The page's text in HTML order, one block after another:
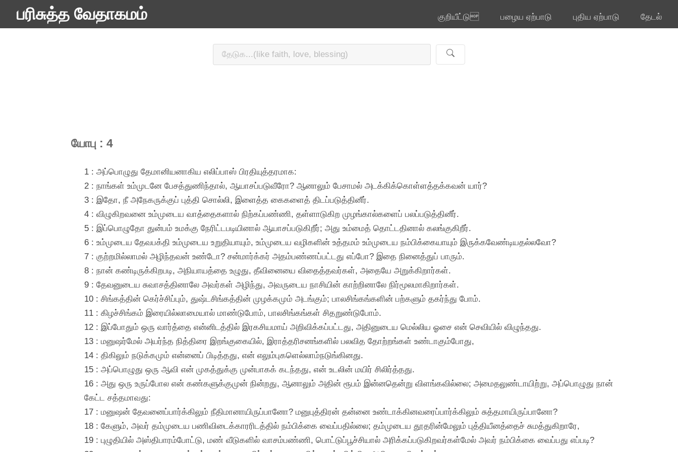
பரிசுத்த வேதாகமம் குறியீட்டு பழைய ஏற்பாடு புதிய ஏற்பாடு தேடல்
யோபு : 4
1 : அப்பொழுது தேமானியனாகிய எலிப்பாஸ் பிரதியுத்தரமாக:
2 : நாங்கள் உம்முடனே பேசத்துணிந்தால், ஆயாசப்படுவீரோ? ஆனாலும் பேசாமல் அடக்கிக்கொள்ளத்தக்கவன் யார்?
3 : இதோ, நீ அநேகருக்குப் புத்தி சொல்லி, இளைத்த கைகளைத் திடப்படுத்தினீர்.
4 : விழுகிறவனை உம்முடைய வாத்தைகளால் நிற்கப்பண்ணி, தள்ளாடுகிற முழங்கால்களைப் பலப்படுத்தினீர்.
5 : இப்பொழுதோ துன்பம் உமக்கு நேரிட்டபடியினால் ஆயாசப்படுகிறீர்; அது உம்மைத் தொட்டதினால் கலங்குகிறீர்.
6 : உம்முடைய தேவபக்தி உம்முடைய உறுதியாயும், உம்முடைய வழிகளின் உத்தமம் உம்முடைய நம்பிக்கையாயும் இருக்கவேண்டியதல்லவோ?
7 : குற்றமில்லாமல் அழிந்தவன் உண்டோ? சன்மார்க்கர் அதம்பண்ணப்பட்டது எப்போ? இதை நினைத்துப் பாரும்.
8 : நான் கண்டிருக்கிறபடி, அநியாயத்தை உழுது, தீவினையை விதைத்தவர்கள், அதையே அறுக்கிறார்கள்.
9 : தேவனுடைய சுவாசத்தினாலே அவர்கள் அழிந்து, அவருடைய நாசியின் காற்றினாலே நிர்மூலமாகிறார்கள்.
10 : சிங்கத்தின் கெர்ச்சிப்பும், துஷ்டசிங்கத்தின் முழக்கமும் அடங்கும்; பாலசிங்கங்களின் பற்களும் தகர்ந்து போம்.
11 : கிழச்சிங்கம் இரையில்லாமையால் மாண்டுபோம், பாலசிங்கங்கள் சிதறுண்டுபோம்.
12 : இப்போதும் ஒரு வார்த்தை என்னிடத்தில் இரகசியமாய் அறிவிக்கப்பட்டது, அதினுடைய மெல்லிய ஓசை என் செவியில் விழுந்தது.
13 : மனுஷர்மேல் அயர்ந்த நித்திரை இறங்குகையில், இராத்தரிசனங்களில் பலவித தோற்றங்கள் உண்டாகும்போது,
14 : திகிலும் நடுக்கமும் என்னைப் பிடித்தது, என் எலும்புகளெல்லாம்நடுங்கினது.
15 : அப்பொழுது ஒரு ஆவி என் முகத்துக்கு முன்பாகக் கடந்தது, என் உடலின் மயிர் சிலிர்த்தது.
16 : அது ஒரு உருப்போல என் கண்களுக்குமுன் நின்றது, ஆனாலும் அதின் ரூபம் இன்னதென்று விளங்கவில்லை; அமைதலுண்டாயிற்று, அப்பொழுது நான்
கேட்ட சத்தமாவது:
17 : மனுஷன் தேவனைப்பார்க்கிலும் நீதிமானாயிருப்பானோ? மனுபுத்திரன் தன்னை உண்டாக்கினவரைப்பார்க்கிலும் சுத்தமாயிருப்பானோ?
18 : கேளும், அவர் தம்முடைய பணிவிடைக்காரரிடத்தில் நம்பிக்கை வைப்பதில்லை; தம்முடைய தூதரின்மேலும் புத்தியீனத்தைச் சுமத்துகிறாரே,
19 : புழுதியில் அஸ்திபாரம்போட்டு, மண் வீடுகளில் வாசம்பண்ணி, பொட்டுப்பூச்சியால் அரிக்கப்படுகிறவர்கள்மேல் அவர் நம்பிக்கை வைப்பது எப்படி?